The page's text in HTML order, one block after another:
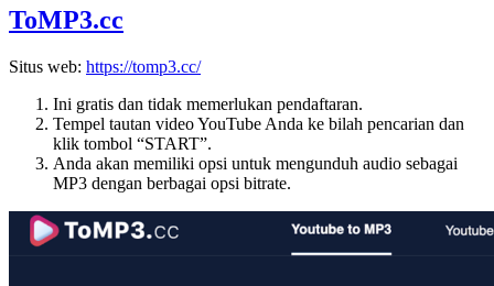
ToMP3.cc
Situs web: https://tomp3.cc/
Ini gratis dan tidak memerlukan pendaftaran.
Tempel tautan video YouTube Anda ke bilah pencarian dan
klik tombol “START”.
Anda akan memiliki opsi untuk mengunduh audio sebagai
MP3 dengan berbagai opsi bitrate.